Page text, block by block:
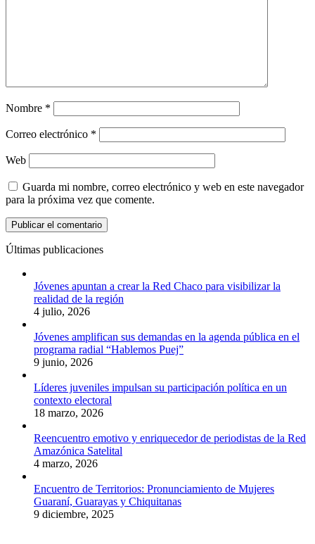
Nombre *
Correo electrónico *
Web
Guarda mi nombre, correo electrónico y web en este navegador
para la próxima vez que comente.
Últimas publicaciones
Jóvenes apuntan a crear la Red Chaco para visibilizar la
realidad de la región
4 julio, 2026
Jóvenes amplifican sus demandas en la agenda pública en el
programa radial “Hablemos Puej”
9 junio, 2026
Líderes juveniles impulsan su participación política en un
contexto electoral
18 marzo, 2026
Reencuentro emotivo y enriquecedor de periodistas de la Red
Amazónica Satelital
4 marzo, 2026
Encuentro de Territorios: Pronunciamiento de Mujeres
Guaraní, Guarayas y Chiquitanas
9 diciembre, 2025